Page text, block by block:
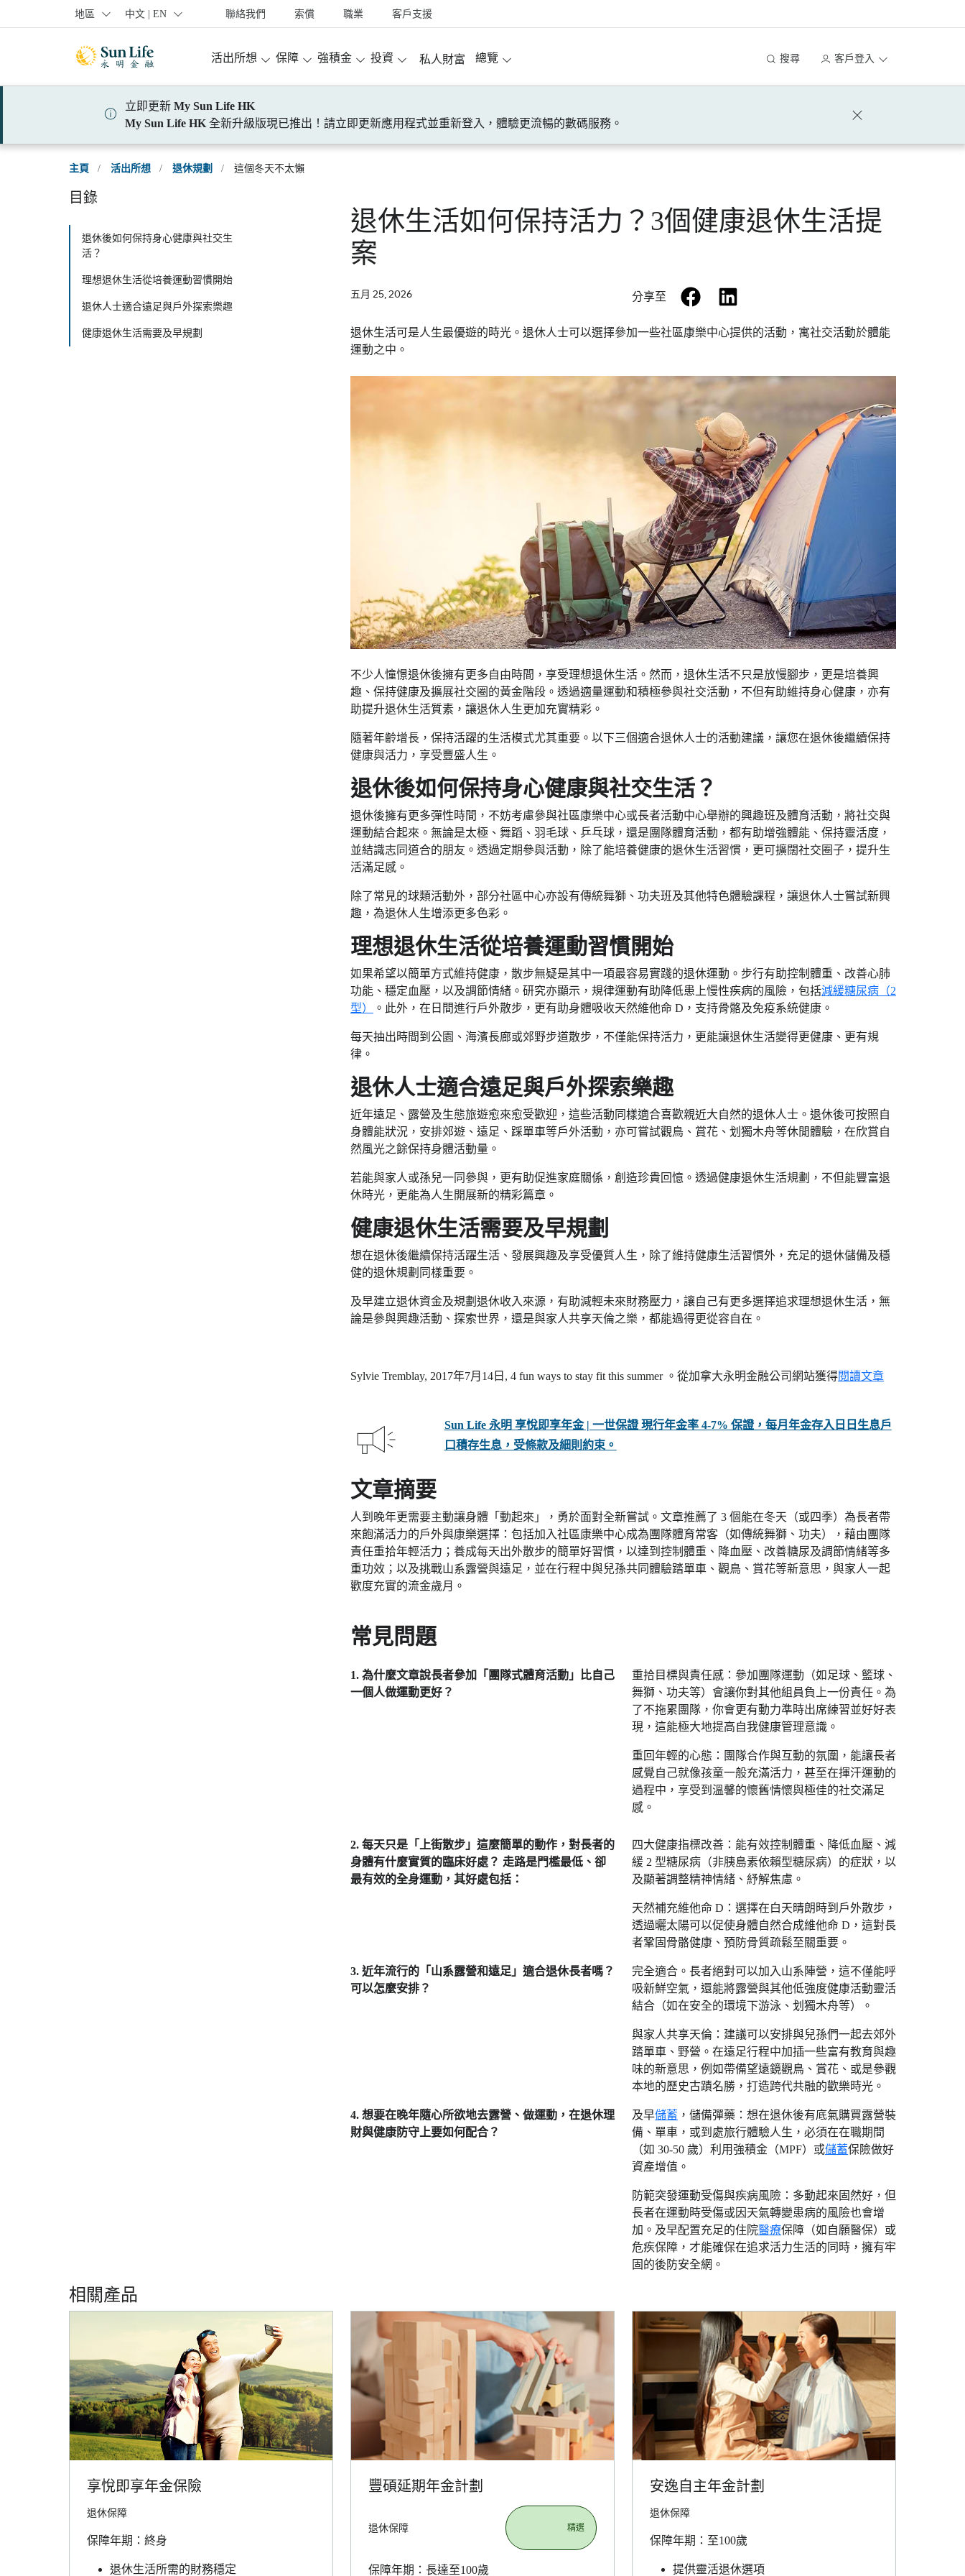
跳到登入頁面
跳到主要內容
跳到頁腳
地區 中文 | EN 聯絡我們 索償 職業 客戶支援
活出所想 保障 強積金 投資 私人財富 總覽 搜尋 客戶登入
立即更新 My Sun Life HK
My Sun Life HK 全新升級版現已推出！請立即更新應用程式並重新登入，體驗更流暢的數碼服務。
主頁 / 活出所想 / 退休規劃 / 這個冬天不太懶
目錄
退休後如何保持身心健康與社交生
活？
理想退休生活從培養運動習慣開始
退休人士適合遠足與戶外探索樂趣
健康退休生活需要及早規劃
退休生活如何保持活力？3個健康退休生活提
案
五月 25, 2026 分享至 facebook
退休生活可是人生最優遊的時光。退休人士可以選擇參加一些社區康樂中心提供的活動，寓社交活動於體能
運動之中。
不少人憧憬退休後擁有更多自由時間，享受理想退休生活。然而，退休生活不只是放慢腳步，更是培養興
趣、保持健康及擴展社交圈的黃金階段。透過適量運動和積極參與社交活動，不但有助維持身心健康，亦有
助提升退休生活質素，讓退休人生更加充實精彩。
隨著年齡增長，保持活躍的生活模式尤其重要。以下三個適合退休人士的活動建議，讓您在退休後繼續保持
健康與活力，享受豐盛人生。
退休後如何保持身心健康與社交生活？
退休後擁有更多彈性時間，不妨考慮參與社區康樂中心或長者活動中心舉辦的興趣班及體育活動，將社交與
運動結合起來。無論是太極、舞蹈、羽毛球、乒乓球，還是團隊體育活動，都有助增強體能、保持靈活度，
並結識志同道合的朋友。透過定期參與活動，除了能培養健康的退休生活習慣，更可擴闊社交圈子，提升生
活滿足感。
除了常見的球類活動外，部分社區中心亦設有傳統舞獅、功夫班及其他特色體驗課程，讓退休人士嘗試新興
趣，為退休人生增添更多色彩。
理想退休生活從培養運動習慣開始
如果希望以簡單方式維持健康，散步無疑是其中一項最容易實踐的退休運動。步行有助控制體重、改善心肺
功能、穩定血壓，以及調節情緒。研究亦顯示，規律運動有助降低患上慢性疾病的風險，包括減緩糖尿病（2
型）
。此外，在日間進行戶外散步，更有助身體吸收天然維他命 D，支持骨骼及免疫系統健康。
每天抽出時間到公園、海濱長廊或郊野步道散步，不僅能保持活力，更能讓退休生活變得更健康、更有規
律。
退休人士適合遠足與戶外探索樂趣
近年遠足、露營及生態旅遊愈來愈受歡迎，這些活動同樣適合喜歡親近大自然的退休人士。退休後可按照自
身體能狀況，安排郊遊、遠足、踩單車等戶外活動，亦可嘗試觀鳥、賞花、划獨木舟等休閒體驗，在欣賞自
然風光之餘保持身體活動量。
若能與家人或孫兒一同參與，更有助促進家庭關係，創造珍貴回憶。透過健康退休生活規劃，不但能豐富退
休時光，更能為人生開展新的精彩篇章。
健康退休生活需要及早規劃
想在退休後繼續保持活躍生活、發展興趣及享受優質人生，除了維持健康生活習慣外，充足的退休儲備及穩
健的退休規劃同樣重要。
及早建立退休資金及規劃退休收入來源，有助減輕未來財務壓力，讓自己有更多選擇追求理想退休生活，無
論是參與興趣活動、探索世界，還是與家人共享天倫之樂，都能過得更從容自在。
Sylvie Tremblay, 2017年7月14日, 4 fun ways to stay fit this summer 。從加拿大永明金融公司網站獲得閱讀文章
Sun Life 永明 享悅即享年金 | 一世保證 現行年金率 4-7% 保證，每月年金存入日日生息戶
口積存生息，受條款及細則約束。
文章摘要
人到晚年更需要主動讓身體「動起來」，勇於面對全新嘗試。文章推薦了 3 個能在冬天（或四季）為長者帶
來飽滿活力的戶外與康樂選擇：包括加入社區康樂中心成為團隊體育常客（如傳統舞獅、功夫），藉由團隊
責任重拾年輕活力；養成每天出外散步的簡單好習慣，以達到控制體重、降血壓、改善糖尿及調節情緒等多
重功效；以及挑戰山系露營與遠足，並在行程中與兒孫共同體驗踏單車、觀鳥、賞花等新意思，與家人一起
歡度充實的流金歲月。
常見問題
1. 為什麼文章說長者參加「團隊式體育活動」比自己
一個人做運動更好？
重拾目標與責任感：參加團隊運動（如足球、籃球、
舞獅、功夫等）會讓你對其他組員負上一份責任。為
了不拖累團隊，你會更有動力準時出席練習並好好表
現，這能極大地提高自我健康管理意識。
重回年輕的心態：團隊合作與互動的氛圍，能讓長者
感覺自己就像孩童一般充滿活力，甚至在揮汗運動的
過程中，享受到溫馨的懷舊情懷與極佳的社交滿足
感。
2. 每天只是「上街散步」這麼簡單的動作，對長者的
身體有什麼實質的臨床好處？ 走路是門檻最低、卻
最有效的全身運動，其好處包括：
四大健康指標改善：能有效控制體重、降低血壓、減
緩 2 型糖尿病（非胰島素依賴型糖尿病）的症狀，以
及顯著調整精神情緒、紓解焦慮。
天然補充維他命 D：選擇在白天晴朗時到戶外散步，
透過曬太陽可以促使身體自然合成維他命 D，這對長
者鞏固骨骼健康、預防骨質疏鬆至關重要。
3. 近年流行的「山系露營和遠足」適合退休長者嗎？
可以怎麼安排？
完全適合。長者絕對可以加入山系陣營，這不僅能呼
吸新鮮空氣，還能將露營與其他低強度健康活動靈活
結合（如在安全的環境下游泳、划獨木舟等）。
與家人共享天倫：建議可以安排與兒孫們一起去郊外
踏單車、野營。在遠足行程中加插一些富有教育與趣
味的新意思，例如帶備望遠鏡觀鳥、賞花、或是參觀
本地的歷史古蹟名勝，打造跨代共融的歡樂時光。
4. 想要在晚年隨心所欲地去露營、做運動，在退休理
財與健康防守上要如何配合？
及早儲蓄 ，儲備彈藥：想在退休後有底氣購買露營裝
備、單車，或到處旅行體驗人生，必須在在職期間
（如 30-50 歲）利用強積金（MPF）或儲蓄保險做好
資產增值。
防範突發運動受傷與疾病風險：多動起來固然好，但
長者在運動時受傷或因天氣轉變患病的風險也會增
加。及早配置充足的住院醫療保障（如自願醫保）或
危疾保障，才能確保在追求活力生活的同時，擁有牢
固的後防安全網。
相關產品
享悅即享年金保險
退休保障
保障年期：終身
退休生活所需的財務穩定
豐碩延期年金計劃
退休保障
保障年期：長達至100歲
安逸自主年金計劃
退休保障
保障年期：至100歲
提供靈活退休選項